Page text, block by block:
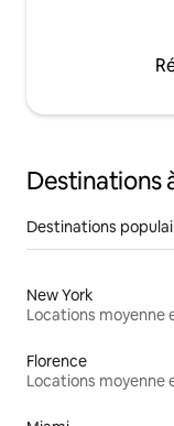
Destinations
Destinations
New York
Florence